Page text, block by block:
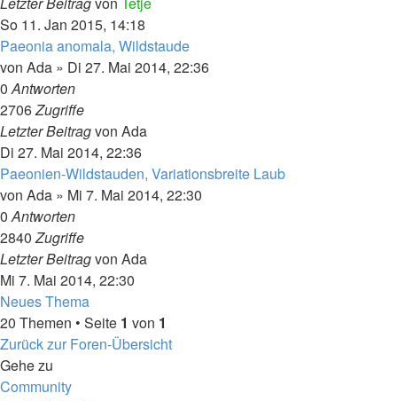
So 11. Jan 2015, 14:18
Paeonia anomala, Wildstaude
von Ada » Di 27. Mai 2014, 22:36
0Antworten
2706Zugriffe
Letzter Beitragvon Ada
Di 27. Mai 2014, 22:36
Paeonien-Wildstauden, Variationsbreite Laub
von Ada » Mi 7. Mai 2014, 22:30
0Antworten
2840Zugriffe
Letzter Beitragvon Ada
Mi 7. Mai 2014, 22:30
Neues Thema
20 Themen • Seite 1 von 1
Zurück zur Foren-Übersicht
Gehe zu
Community